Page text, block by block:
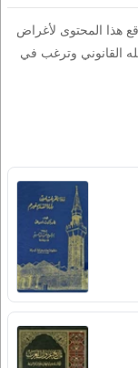
هذا المحتوى لأغراض
القانوني وترغب في